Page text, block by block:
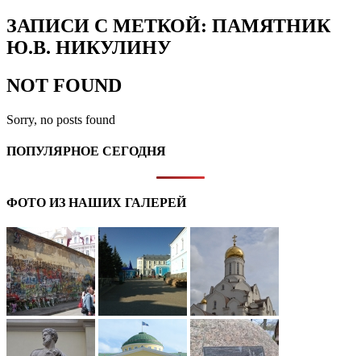
ЗАПИСИ С МЕТКОЙ: ПАМЯТНИК
Ю.В. НИКУЛИНУ
NOT FOUND
Sorry, no posts found
ПОПУЛЯРНОЕ СЕГОДНЯ
ФОТО ИЗ НАШИХ ГАЛЕРЕЙ